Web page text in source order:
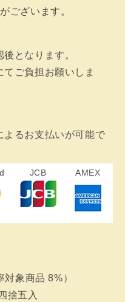
ございます。
となります。
ご負担お願いしま
よるお支払いが可能で
JCB AMEX
象商品 8%）
捨五入